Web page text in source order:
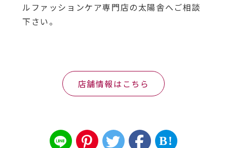
ルファッションケア専門店の太陽舎へご相談
下さい。
店舗情報はこちら
B!